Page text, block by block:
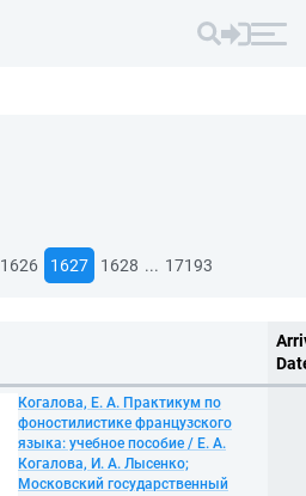
1626 1627 1628 ... 17193
Когалова, Е. А. Практикум по
фоностилистике французского
языка: учебное пособие / Е. А.
Когалова, И. А. Лысенко;
Московский государственный